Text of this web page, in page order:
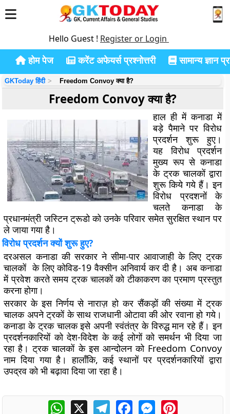
Hello Guest ! Register or Login
होम पेज करेंट अफेयर्स प्रश्नोत्तरी सामान्य ज्ञान
GKToday हिंदी Freedom Convoy क्या है?
Freedom Convoy क्या है?
हाल ही में कनाडा में
बड़े पैमाने पर विरोध
प्रदर्शन शुरू हुए।
यह विरोध प्रदर्शन
मुख्य रूप से कनाडा
के ट्रक चालकों द्वारा
शुरू किये गये हैं। इन
विरोध प्रदशनों के
चलते कनाडा के
प्रधानमंत्री जस्टिन ट्रूडो को उनके परिवार समेत सुरक्षित स्थान पर
ले जाया गया है।
विरोध प्रदर्शन क्यों शुरू हुए?
दरअसल कनाडा की सरकार ने सीमा-पार आवाजाही के लिए ट्रक
चालकों के लिए कोविड-19 वैक्सीन अनिवार्य कर दी है। अब कनाडा
में प्रवेश करते समय ट्रक चालकों को टीकाकरण का प्रमाण प्रस्तुत
करना होगा।
सरकार के इस निर्णय से नाराज़ हो कर सैंकड़ों की संख्या में ट्रक
चालक अपने ट्रकों के साथ राजधानी ओटावा की ओर रवाना हो गये।
कनाडा के ट्रक चालक इसे अपनी स्वंतंत्र के विरुद्ध मान रहे हैं। इन
प्रदर्शनकारियों को देश-विदेश के कई लोगों को समर्थन भी दिया जा
रहा है। ट्रक चालकों के इस आन्दोलन को Freedom Convoy
नाम दिया गया है। हालाँकि, कई स्थानों पर प्रदर्शनकारियों द्वारा
उपद्रव को भी बढ़ावा दिया जा रहा है।
WhatsApp
X TelegramFacebookMessengerPinterest